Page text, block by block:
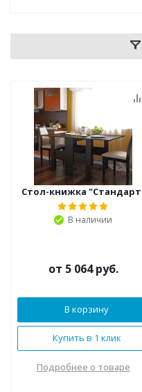
Стол-книжка
В наличии
от 5 064 руб.
В корзину
Купить в 1 клик
Подробнее о товаре